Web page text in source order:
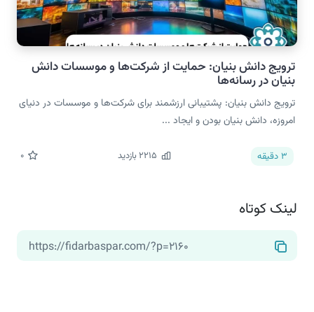
ترویج دانش بنیان: حمایت از شرکت‌ها و موسسات دانش
بنیان در رسانه‌ها
ترویج دانش بنیان: پشتیبانی ارزشمند برای شرکت‌ها و موسسات در دنیای
امروزه، دانش بنیان بودن و ایجاد ...
3 دقیقه 2215 بازدید 0
لینک کوتاه